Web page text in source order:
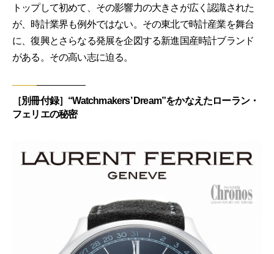
トップして初めて、その影響力の大きさが広く認識された
が、時計業界も例外ではない。その東北で時計産業を舞台
に、復興とさらなる発展を企図する新進国産時計ブランド
がある。その高い志に迫る。
［別冊付録］“Watchmakers’ Dream”をかなえたローラン・
フェリエの秘密